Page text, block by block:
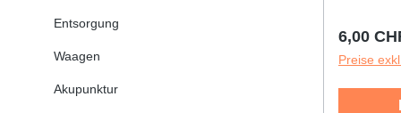
Entsorgung
Waagen
Akupunktur
6,00
Preise